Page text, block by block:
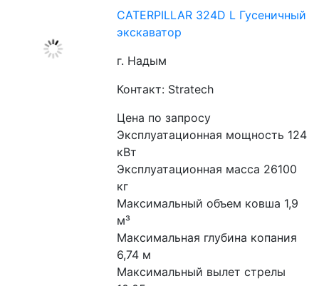
CATERPILLAR 324D L Гусеничный
экскаватор
г. Надым
Контакт: Stratech
Цена по запросу
Эксплуатационная мощность 124
кВт
Эксплуатационная масса 26100
кг
Максимальный объем ковша 1,9
м³
Максимальная глубина копания
6,74 м
Максимальный вылет стрелы